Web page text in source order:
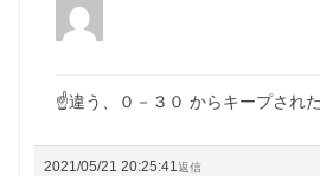
☝違う、０－３０ からキープされ
2021/05/21 20:25:41返信